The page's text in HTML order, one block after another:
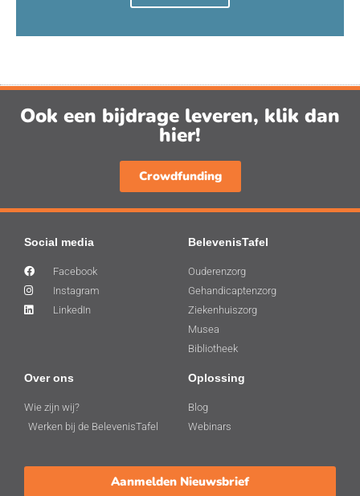
Ook een bijdrage leveren, klik dan
hier!
Crowdfunding
Social media
Facebook
Instagram
LinkedIn
BelevenisTafel
Ouderenzorg
Gehandicaptenzorg
Ziekenhuiszorg
Musea
Bibliotheek
Over ons
Wie zijn wij?
Werken bij de BelevenisTafel
Oplossing
Blog
Webinars
Aanmelden Nieuwsbrief